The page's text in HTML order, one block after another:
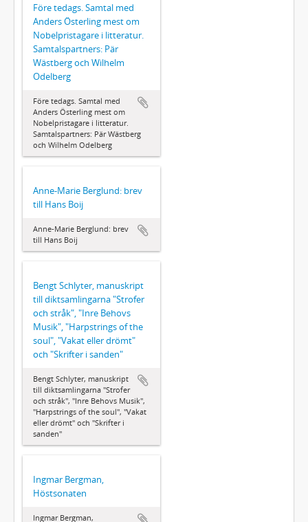
Före tedags. Samtal med
Anders Österling mest om
Nobelpristagare i litteratur.
Samtalspartners: Pär
Wästberg och Wilhelm
Odelberg
Före tedags. Samtal med
Anders Österling mest om
Nobelpristagare i litteratur.
Samtalspartners: Pär Wästberg
och Wilhelm Odelberg
Anne-Marie Berglund: brev
till Hans Boij
Anne-Marie Berglund: brev
till Hans Boij
Bengt Schlyter, manuskript
till diktsamlingarna "Strofer
och stråk", "Inre Behovs
Musik", "Harpstrings of the
soul", "Vakat eller drömt"
och "Skrifter i sanden"
Bengt Schlyter, manuskript
till diktsamlingarna "Strofer
och stråk", "Inre Behovs Musik",
"Harpstrings of the soul", "Vakat
eller drömt" och "Skrifter i
sanden"
Ingmar Bergman,
Höstsonaten
Ingmar Bergman,